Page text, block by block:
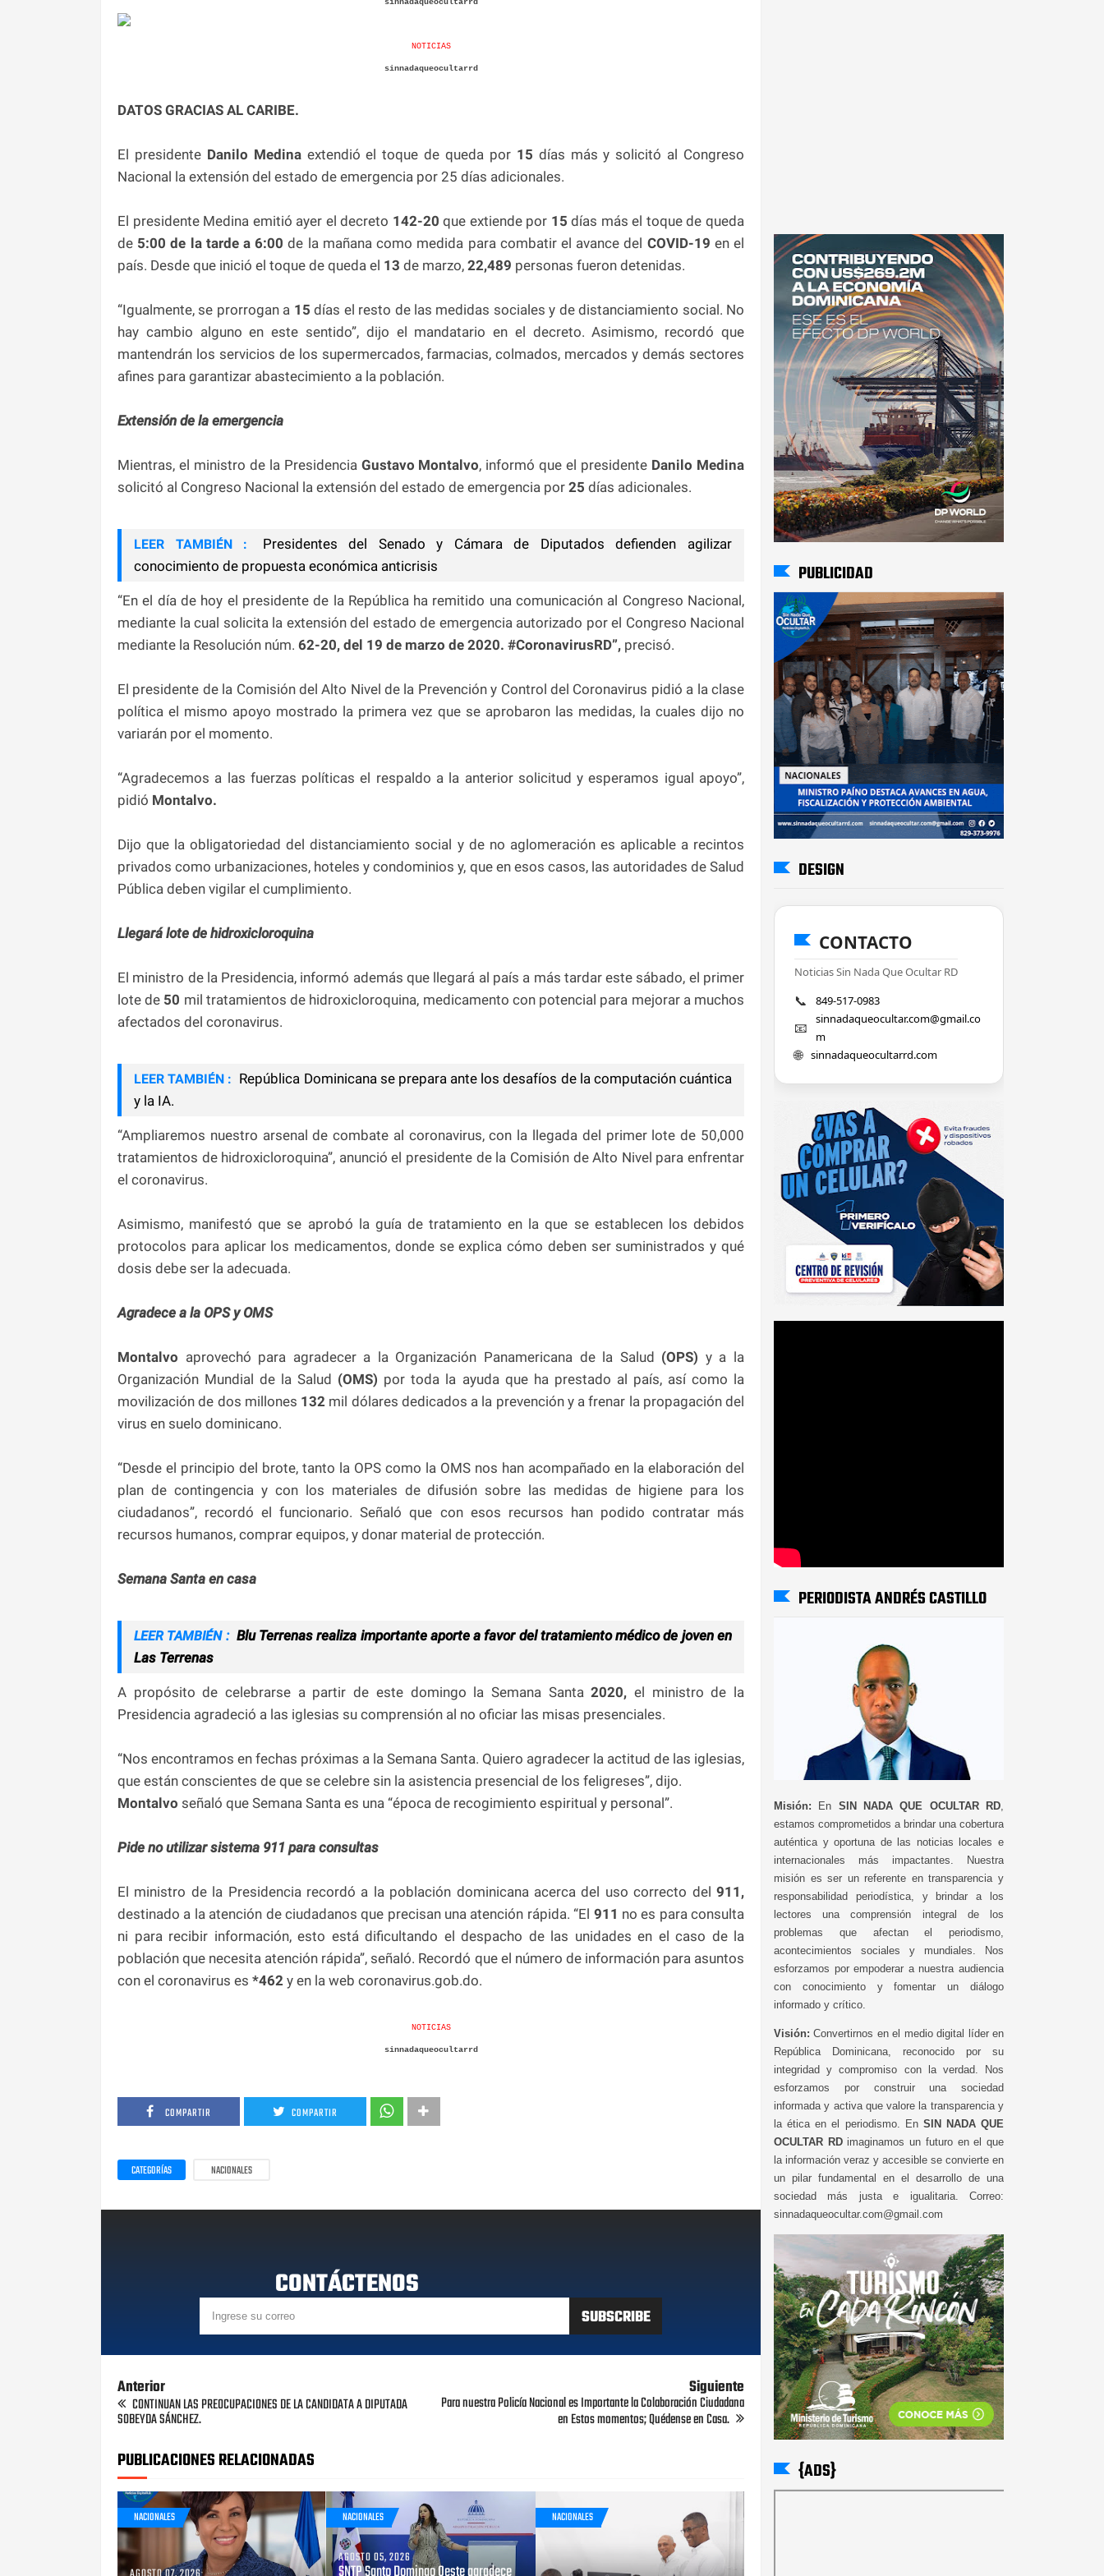
sinnadaqueocultarrd
NOTICIAS
sinnadaqueocultarrd
DATOS GRACIAS AL CARIBE.
El presidente Danilo Medinaextendió el toque de queda por 15 días más y solicitó al Congreso
Nacional la extensión del estado de emergencia por 25 días adicionales.
El presidente Medina emitió ayer el decreto 142-20 que extiende por 15 días más el toque de queda
de 5:00 de la tarde a 6:00 de la mañana como medida para combatir el avance del COVID-19 en el
país. Desde que inició el toque de queda el 13 de marzo, 22,489 personas fueron detenidas.
“Igualmente, se prorrogan a 15 días el resto de las medidas sociales y de distanciamiento social. No
hay cambio alguno en este sentido”, dijo el mandatario en el decreto. Asimismo, recordó que
mantendrán los servicios de los supermercados, farmacias, colmados, mercados y demás sectores
afines para garantizar abastecimiento a la población.
Extensión de la emergencia
Mientras, el ministro de la Presidencia Gustavo Montalvo, informó que el presidente Danilo Medina
solicitó al Congreso Nacional la extensión del estado de emergencia por 25 días adicionales.
LEER TAMBIÉN :
Presidentes del Senado y Cámara de Diputados defienden agilizar
conocimiento de propuesta económica anticrisis
“En el día de hoy el presidente de la República ha remitido una comunicación al Congreso Nacional,
mediante la cual solicita la extensión del estado de emergencia autorizado por el Congreso Nacional
mediante la Resolución núm. 62-20, del 19 de marzo de 2020. #CoronavirusRD”, precisó.
El presidente de la Comisión del Alto Nivel de la Prevención y Control del Coronavirus pidió a la clase
política el mismo apoyo mostrado la primera vez que se aprobaron las medidas, la cuales dijo no
variarán por el momento.
“Agradecemos a las fuerzas políticas el respaldo a la anterior solicitud y esperamos igual apoyo”,
pidió Montalvo.
Dijo que la obligatoriedad del distanciamiento social y de no aglomeración es aplicable a recintos
privados como urbanizaciones, hoteles y condominios y, que en esos casos, las autoridades de Salud
Pública deben vigilar el cumplimiento.
Llegará lote de hidroxicloroquina
El ministro de la Presidencia, informó además que llegará al país a más tardar este sábado, el primer
lote de 50 mil tratamientos de hidroxicloroquina, medicamento con potencial para mejorar a muchos
afectados del coronavirus.
LEER TAMBIÉN : República Dominicana se prepara ante los desafíos de la computación cuántica
y la IA.
“Ampliaremos nuestro arsenal de combate al coronavirus, con la llegada del primer lote de 50,000
tratamientos de hidroxicloroquina”, anunció el presidente de la Comisión de Alto Nivel para enfrentar
el coronavirus.
Asimismo, manifestó que se aprobó la guía de tratamiento en la que se establecen los debidos
protocolos para aplicar los medicamentos, donde se explica cómo deben ser suministrados y qué
dosis debe ser la adecuada.
Agradece a la OPS y OMS
Montalvo aprovechó para agradecer a la Organización Panamericana de la Salud (OPS) y a la
Organización Mundial de la Salud (OMS) por toda la ayuda que ha prestado al país, así como la
movilización de dos millones 132 mil dólares dedicados a la prevención y a frenar la propagación del
virus en suelo dominicano.
“Desde el principio del brote, tanto la OPS como la OMS nos han acompañado en la elaboración del
plan de contingencia y con los materiales de difusión sobre las medidas de higiene para los
ciudadanos”, recordó el funcionario. Señaló que con esos recursos han podido contratar más
recursos humanos, comprar equipos, y donar material de protección.
Semana Santa en casa
LEER TAMBIÉN : Blu Terrenas realiza importante aporte a favor del tratamiento médico de joven en
Las Terrenas
A propósito de celebrarse a partir de este domingo la Semana Santa2020, el ministro de la
Presidencia agradeció a las iglesias su comprensión al no oficiar las misas presenciales.
“Nos encontramos en fechas próximas a la Semana Santa. Quiero agradecer la actitud de las iglesias,
que están conscientes de que se celebre sin la asistencia presencial de los feligreses”, dijo.
Montalvo señaló que Semana Santa es una “época de recogimiento espiritual y personal”.
Pide no utilizar sistema 911 para consultas
El ministro de la Presidencia recordó a la población dominicana acerca del uso correcto del 911,
destinado a la atención de ciudadanos que precisan una atención rápida. “El 911 no es para consulta
ni para recibir información, esto está dificultando el despacho de las unidades en el caso de la
población que necesita atención rápida”, señaló. Recordó que el número de información para asuntos
con el coronavirus es *462 y en la web coronavirus.gob.do.
NOTICIAS
sinnadaqueocultarrd
COMPARTIR COMPARTIR
CATEGORÍAS NACIONALES
CONTÁCTENOS
Anterior
CONTINUAN LAS PREOCUPACIONES DE LA CANDIDATA A DIPUTADA
SOBEYDA SÁNCHEZ.
Siguiente
Para nuestra Policía Nacional es Importante la Colaboración Ciudadana
en Estos momentos; Quédense en Casa.
PUBLICACIONES RELACIONADAS
NACIONALES NACIONALES
AGOSTO 05, 2026
NACIONALES
PUBLICIDAD
DESIGN
CONTACTO
Noticias Sin Nada Que Ocultar RD
📞 849-517-0983
📧
sinnadaqueocultar.com@gmail.co
m
🌐 sinnadaqueocultarrd.com
PERIODISTA ANDRÉS CASTILLO
Misión: En SIN NADA QUE OCULTAR RD
estamos comprometidos a brindar una cobertura
auténtica y oportuna de las noticias locales e
internacionales más impactantes. Nuestra
misión es ser un referente en transparencia y
responsabilidad periodística, y brindar a los
lectores una comprensión integral de los
problemas que afectan el periodismo,
acontecimientos sociales y mundiales. Nos
esforzamos por empoderar a nuestra audiencia
con conocimiento y fomentar un diálogo
informado y crítico.
Visión: Convertirnos en el medio digital líder en
República Dominicana, reconocido por su
integridad y compromiso con la verdad. Nos
esforzamos por construir una sociedad
informada y activa que valore la transparencia y
la ética en el periodismo. En SIN NADA QUE
OCULTAR RDimaginamos un futuro en el que
la información veraz y accesible se convierte en
un pilar fundamental en el desarrollo de una
sociedad más justa e igualitaria. Correo:
sinnadaqueocultar.com@gmail.com
{ADS}